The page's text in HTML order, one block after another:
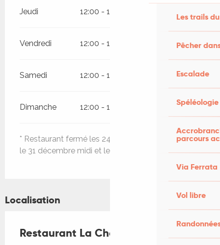
Les trails
Pêcher
Escalade
Spéléologie
parcours
Via Ferrata
Vol libre
Jeudi 12:00 - 14:00
Vendredi 12:00 - 14:00 19:00 - 21:30
Samedi 12:00 - 14:00 19:00 - 21:30
Dimanche 12:00 - 14:00 19:00 - 21:30
* Restaurant fermé les 24 et 25 décembre au soir,
le 31 décembre midi et le 1er janvier midi et soir.
Localisation
Restaurant La Chartreuse